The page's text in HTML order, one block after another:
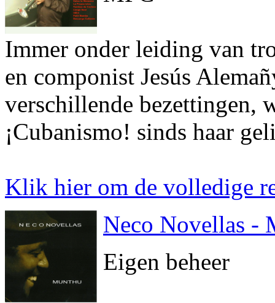
Immer onder leiding van
en componist Jesús
verschillende bezettingen,
¡Cubanismo! sinds haar
Klik hier om de volledige
Neco Novellas -
Eigen beheer